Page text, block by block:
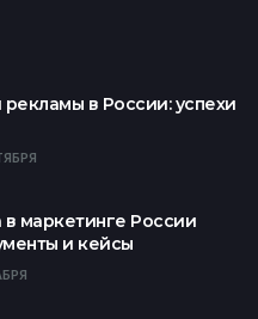
в России: успехи
маркетинге России
и кейсы